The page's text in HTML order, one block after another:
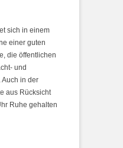
sich in einem
einer guten
die öffentlichen
und
in der
aus Rücksicht
Ruhe gehalten